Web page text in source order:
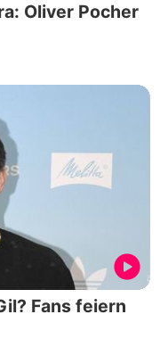
Oliver Pocher
Fans feiern